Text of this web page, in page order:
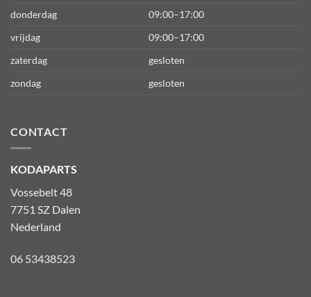
donderdag
09:00–17:00
vrijdag
09:00–17:00
zaterdag
gesloten
zondag
gesloten
CONTACT
KODAPARTS
Vossebelt 48
7751 SZ Dalen
Nederland
06 53438523